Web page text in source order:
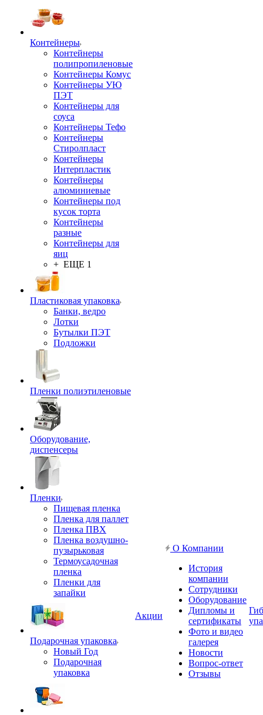
Контейнеры
Контейнеры
полипропиленовые
Контейнеры Комус
Контейнеры УЮ
ПЭТ
Контейнеры для
соуса
Контейнеры Тефо
Контейнеры
Стиролпласт
Контейнеры
Интерпластик
Контейнеры
алюминиевые
Контейнеры под
кусок торта
Контейнеры
разные
Контейнеры для
яиц
+ ЕЩЕ 1
Пластиковая упаковка
Банки, ведро
Лотки
Бутылки ПЭТ
Подложки
Пленки полиэтиленовые
Оборудование,
диспенсеры
Пленки
Пищевая пленка
Пленка для паллет
Пленка ПВХ
Пленка воздушно-
пузырьковая
Термоусадочная
пленка
Пленки для
запайки
Подарочная упаковка
Новый Год
Подарочная
упаковка
Акции
О Компании
История
компании
Сотрудники
Оборудование
Дипломы и
сертификаты
Фото и видео
галерея
Новости
Вопрос-ответ
Отзывы